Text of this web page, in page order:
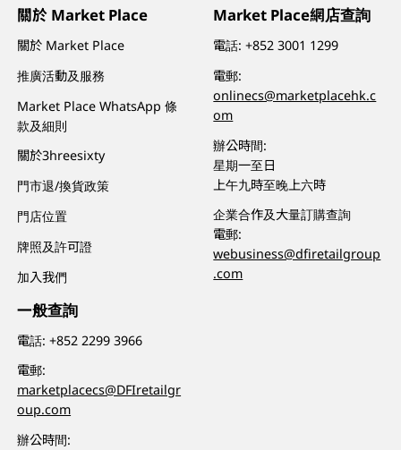
關於 Market Place
關於 Market Place
推廣活動及服務
Market Place WhatsApp 條
款及細則
關於3hreesixty
門市退/換貨政策
門店位置
牌照及許可證
加入我們
一般查詢
電話:+852 2299 3966
電郵:
marketplacecs@DFIretailgr
oup.com
辦公時間:
Market Place網店查詢
電話:+852 3001 1299
電郵:
onlinecs@marketplacehk.c
om
辦公時間:
星期一至日
上午九時至晚上六時
企業合作及大量訂購查詢
電郵:
webusiness@dfiretailgroup
.com